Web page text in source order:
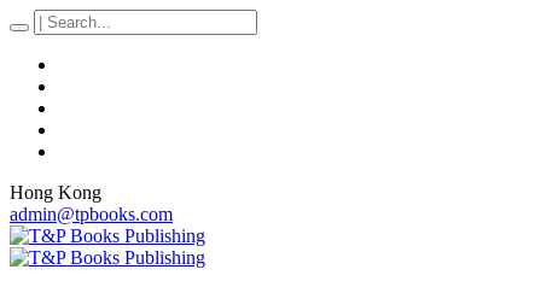
Hong Kong
admin@tpbooks.com